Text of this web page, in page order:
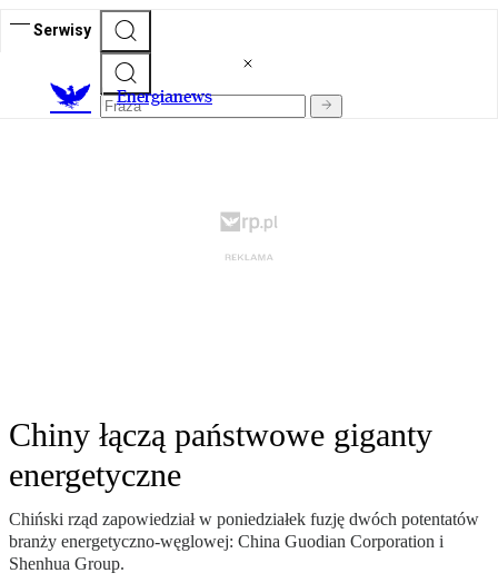
Serwisy
Energianews
Chiny łączą państwowe giganty
energetyczne
Chiński rząd zapowiedział w poniedziałek fuzję dwóch potentatów
branży energetyczno-węglowej: China Guodian Corporation i
Shenhua Group.